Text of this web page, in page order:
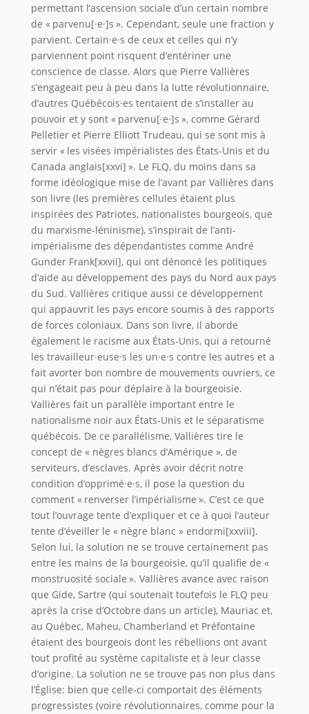
permettant l’ascension sociale d’un certain nombre
de « parvenu[·e·]s ». Cependant, seule une fraction y
parvient. Certain·e·s de ceux et celles qui n’y
parviennent point risquent d’entériner une
conscience de classe. Alors que Pierre Vallières
s’engageait peu à peu dans la lutte révolutionnaire,
d’autres Québécois·es tentaient de s’installer au
pouvoir et y sont « parvenu[·e·]s », comme Gérard
Pelletier et Pierre Elliott Trudeau, qui se sont mis à
servir « les visées impérialistes des États-Unis et du
Canada anglais[xxvi] ». Le FLQ, du moins dans sa
forme idéologique mise de l’avant par Vallières dans
son livre (les premières cellules étaient plus
inspirées des Patriotes, nationalistes bourgeois, que
du marxisme-léninisme), s’inspirait de l’anti-
impérialisme des dépendantistes comme André
Gunder Frank[xxvii], qui ont dénoncé les politiques
d’aide au développement des pays du Nord aux pays
du Sud. Vallières critique aussi ce développement
qui appauvrit les pays encore soumis à des rapports
de forces coloniaux. Dans son livre, il aborde
également le racisme aux États-Unis, qui a retourné
les travailleur·euse·s les un·e·s contre les autres et a
fait avorter bon nombre de mouvements ouvriers, ce
qui n’était pas pour déplaire à la bourgeoisie.
Vallières fait un parallèle important entre le
nationalisme noir aux États-Unis et le séparatisme
québécois. De ce parallélisme, Vallières tire le
concept de « nègres blancs d’Amérique », de
serviteurs, d’esclaves. Après avoir décrit notre
condition d’opprimé·e·s, il pose la question du
comment « renverser l’impérialisme ». C’est ce que
tout l’ouvrage tente d’expliquer et ce à quoi l’auteur
tente d’éveiller le « nègre blanc » endormi[xxviii].
Selon lui, la solution ne se trouve certainement pas
entre les mains de la bourgeoisie, qu’il qualifie de «
monstruosité sociale ». Vallières avance avec raison
que Gide, Sartre (qui soutenait toutefois le FLQ peu
après la crise d’Octobre dans un article), Mauriac et,
au Québec, Maheu, Chamberland et Préfontaine
étaient des bourgeois dont les rébellions ont avant
tout profité au système capitaliste et à leur classe
d’origine. La solution ne se trouve pas non plus dans
l’Église: bien que celle-ci comportait des éléments
progressistes (voire révolutionnaires, comme pour la